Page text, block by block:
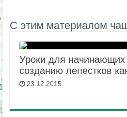
С этим материалом
Уроки для начинающих
созданию лепестков
23.12.2015